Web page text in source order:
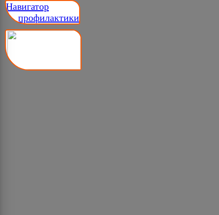
Навигатор
__ профилактики